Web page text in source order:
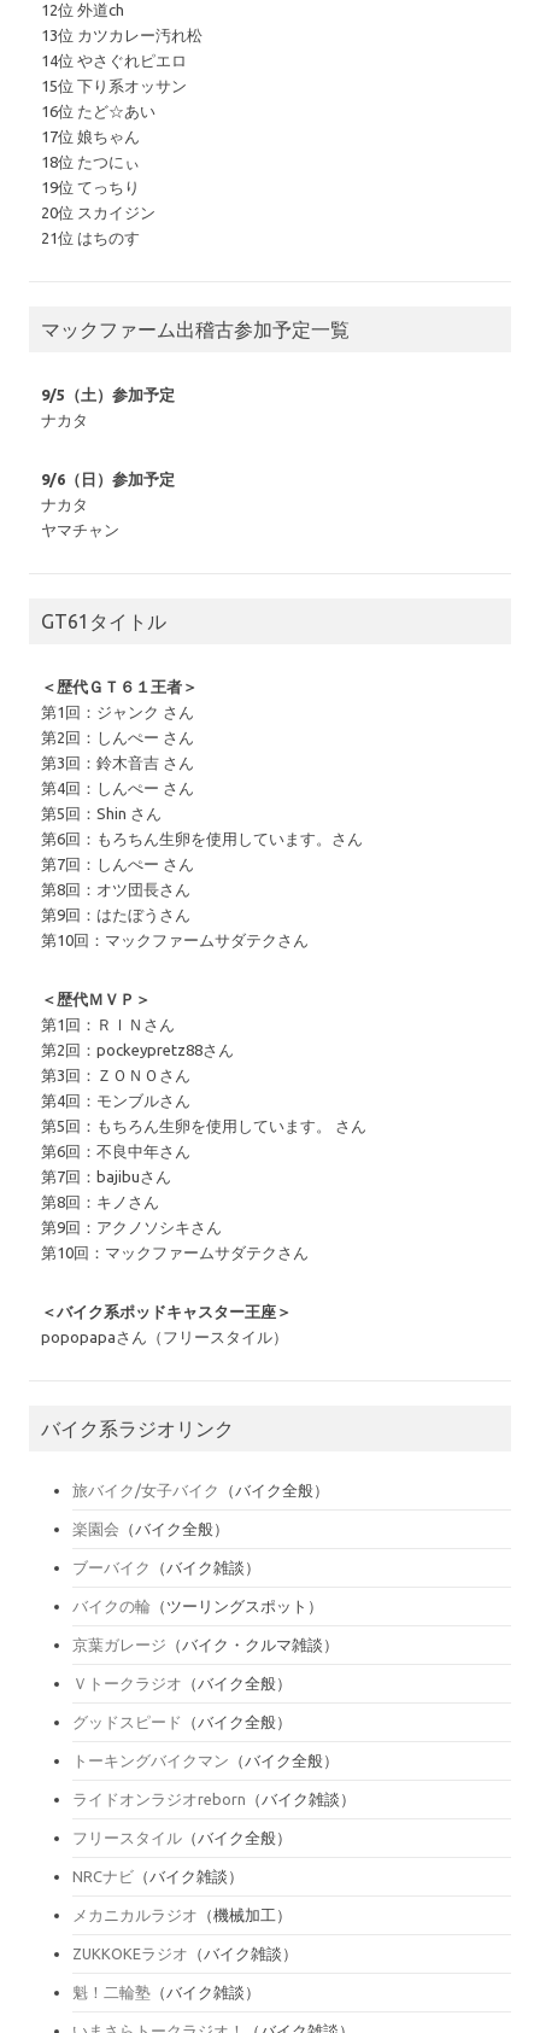
12位 外道ch
13位 カツカレー汚れ松
14位 やさぐれピエロ
15位 下り系オッサン
16位 たど☆あい
17位 娘ちゃん
18位 たつにぃ
19位 てっちり
20位 スカイジン
21位 はちのす
マックファーム出稽古参加予定一覧
9/5（土）参加予定
ナカタ
9/6（日）参加予定
ナカタ
ヤマチャン
GT61タイトル
＜歴代ＧＴ６１王者＞
第1回：ジャンク さん
第2回：しんぺー さん
第3回：鈴木音吉 さん
第4回：しんぺー さん
第5回：Shin さん
第6回：もろちん生卵を使用しています。さん
第7回：しんぺー さん
第8回：オツ団長さん
第9回：はたぼうさん
第10回：マックファームサダテクさん
＜歴代ＭＶＰ＞
第1回：ＲＩＮさん
第2回：pockeypretz88さん
第3回：ＺＯＮＯさん
第4回：モンブルさん
第5回：もちろん生卵を使用しています。 さん
第6回：不良中年さん
第7回：bajibuさん
第8回：キノさん
第9回：アクノソシキさん
第10回：マックファームサダテクさん
＜バイク系ポッドキャスター王座＞
popopapaさん（フリースタイル）
バイク系ラジオリンク
旅バイク/女子バイク （バイク全般）
楽園会 （バイク全般）
ブーバイク （バイク雑談）
バイクの輪 （ツーリングスポット）
京葉ガレージ （バイク・クルマ雑談）
Ｖトークラジオ （バイク全般）
グッドスピード （バイク全般）
トーキングバイクマン （バイク全般）
ライドオンラジオreborn （バイク雑談）
フリースタイル （バイク全般）
NRCナビ （バイク雑談）
メカニカルラジオ （機械加工）
ZUKKOKEラジオ （バイク雑談）
魁！二輪塾 （バイク雑談）